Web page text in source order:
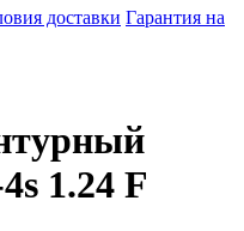
доставки Гарантия на
1.24 F